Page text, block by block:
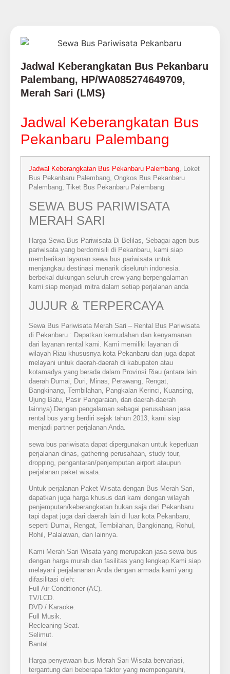
Jadwal Keberangkatan Bus Pekanbaru
Palembang, HP/WA085274649709,
Merah Sari (LMS)
Jadwal Keberangkatan Bus
Pekanbaru Palembang
Jadwal Keberangkatan Bus Pekanbaru Palembang , Loket
Bus Pekanbaru Palembang, Ongkos Bus Pekanbaru
Palembang, Tiket Bus Pekanbaru Palembang
SEWA BUS PARIWISATA
MERAH SARI
Harga Sewa Bus Pariwisata Di Belilas, Sebagai agen bus
pariwisata yang berdomisili di Pekanbaru, kami siap
memberikan layanan sewa bus pariwisata untuk
menjangkau destinasi menarik diseluruh indonesia.
berbekal dukungan seluruh crew yang berpengalaman
kami siap menjadi mitra dalam setiap perjalanan anda
JUJUR & TERPERCAYA
Sewa Bus Pariwisata Merah Sari – Rental Bus Pariwisata
di Pekanbaru : Dapatkan kemudahan dan kenyamanan
dari layanan rental kami. Kami memiliki layanan di
wilayah Riau khususnya kota Pekanbaru dan juga dapat
melayani untuk daerah-daerah di kabupaten atau
kotamadya yang berada dalam Provinsi Riau (antara lain
daerah Dumai, Duri, Minas, Perawang, Rengat,
Bangkinang, Tembilahan, Pangkalan Kerinci, Kuansing,
Ujung Batu, Pasir Pangaraian, dan daerah-daerah
lainnya).Dengan pengalaman sebagai perusahaan jasa
rental bus yang berdiri sejak tahun 2013, kami siap
menjadi partner perjalanan Anda.
sewa bus pariwisata dapat dipergunakan untuk keperluan
perjalanan dinas, gathering perusahaan, study tour,
dropping, pengantaran/penjemputan airport ataupun
perjalanan paket wisata.
Untuk perjalanan Paket Wisata dengan Bus Merah Sari,
dapatkan juga harga khusus dari kami dengan wilayah
penjemputan/keberangkatan bukan saja dari Pekanbaru
tapi dapat juga dari daerah lain di luar kota Pekanbaru,
seperti Dumai, Rengat, Tembilahan, Bangkinang, Rohul,
Rohil, Palalawan, dan lainnya.
Kami Merah Sari Wisata yang merupakan jasa sewa bus
dengan harga murah dan fasilitas yang lengkap.Kami siap
melayani perjalananan Anda dengan armada kami yang
difasilitasi oleh:
Full Air Conditioner (AC).
TV/LCD.
DVD / Karaoke.
Full Musik.
Recleaning Seat.
Selimut.
Bantal.
Harga penyewaan bus Merah Sari Wisata bervariasi,
tergantung dari beberapa faktor yang mempengaruhi,